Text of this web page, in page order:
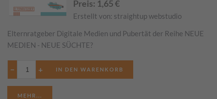
Preis: 1,65€
Erstellt von: straightup webstudio
Elternratgeber Digitale Medien und Pubertät der Reihe NEUE
MEDIEN - NEUE SÜCHTE?
− +
MEHR...